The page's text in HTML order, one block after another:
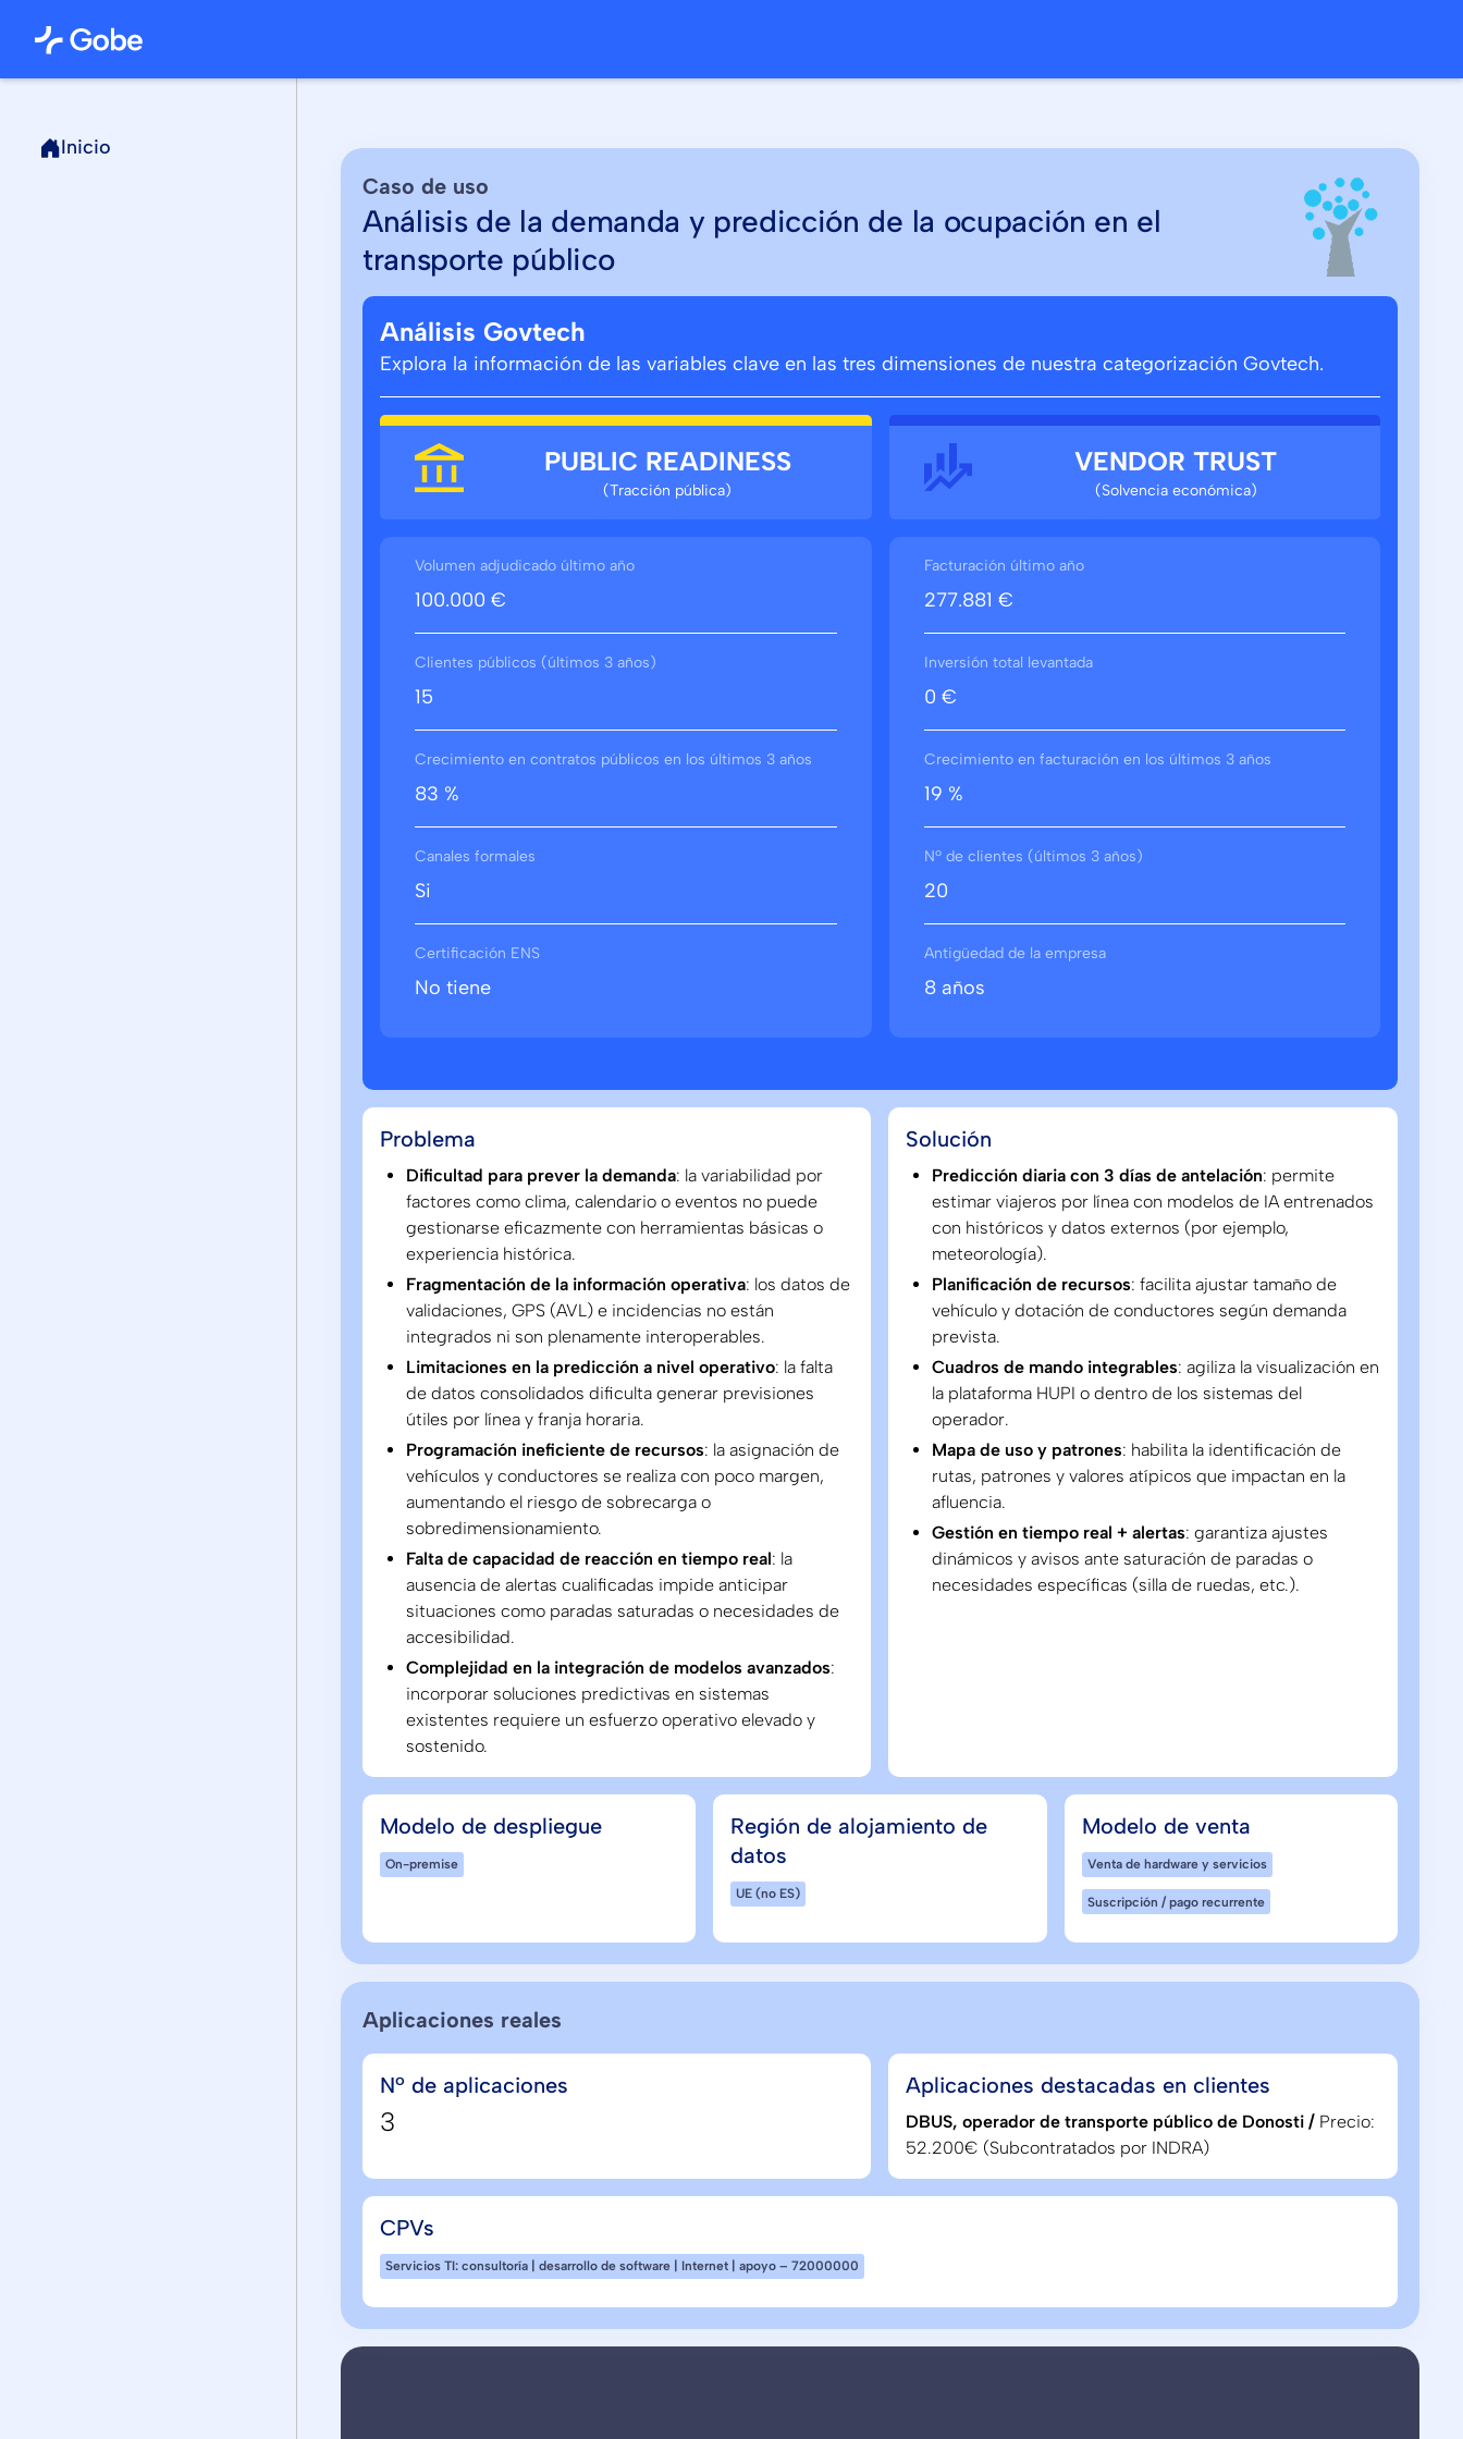
Inicio
Caso de uso
Análisis de la demanda y predicción de la ocupación en el
transporte público
Análisis Govtech
Explora la información de las variables clave en las tres dimensiones de nuestra categorización Govtech.
PUBLIC READINESS
(Tracción pública)
Volumen adjudicado último año
100.000 €
Clientes públicos (últimos 3 años)
15
Crecimiento en contratos públicos en los últimos 3 años
83 %
Canales formales
Si
Certificación ENS
No tiene
VENDOR TRUST
(Solvencia económica)
Facturación último año
277.881 €
Inversión total levantada
0 €
Crecimiento en facturación en los últimos 3 años
19 %
Nº de clientes (últimos 3 años)
20
Antigüedad de la empresa
8 años
Problema
Dificultad para prever la demanda: la variabilidad por
factores como clima, calendario o eventos no puede
gestionarse eficazmente con herramientas básicas o
experiencia histórica.
Fragmentación de la información operativa: los datos de
validaciones, GPS (AVL) e incidencias no están
integrados ni son plenamente interoperables.
Limitaciones en la predicción a nivel operativo: la falta
de datos consolidados dificulta generar previsiones
útiles por línea y franja horaria.
Programación ineficiente de recursos: la asignación de
vehículos y conductores se realiza con poco margen,
aumentando el riesgo de sobrecarga o
sobredimensionamiento.
Falta de capacidad de reacción en tiempo real: la
ausencia de alertas cualificadas impide anticipar
situaciones como paradas saturadas o necesidades de
accesibilidad.
Complejidad en la integración de modelos avanzados:
incorporar soluciones predictivas en sistemas
existentes requiere un esfuerzo operativo elevado y
sostenido.
Solución
Predicción diaria con 3 días de antelación: permite
estimar viajeros por línea con modelos de IA entrenados
con históricos y datos externos (por ejemplo,
meteorología).
Planificación de recursos: facilita ajustar tamaño de
vehículo y dotación de conductores según demanda
prevista.
Cuadros de mando integrables: agiliza la visualización en
la plataforma HUPI o dentro de los sistemas del
operador.
Mapa de uso y patrones: habilita la identificación de
rutas, patrones y valores atípicos que impactan en la
afluencia.
Gestión en tiempo real + alertas: garantiza ajustes
dinámicos y avisos ante saturación de paradas o
necesidades específicas (silla de ruedas, etc.).
Modelo de despliegue
On-premise
Región de alojamiento de
datos
UE (no ES)
Modelo de venta
Venta de hardware y servicios
Suscripción / pago recurrente
Aplicaciones reales
Nº de aplicaciones
3
Aplicaciones destacadas en clientes
DBUS, operador de transporte público de Donosti / Precio:
52.200€ (Subcontratados por INDRA)
CPVs
Servicios TI: consultoría | desarrollo de software | Internet | apoyo – 72000000